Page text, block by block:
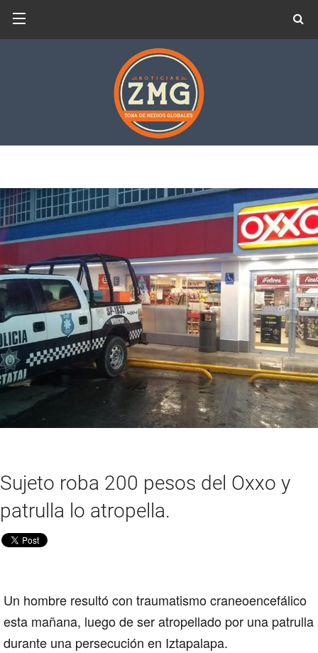
Sujeto roba 200 pesos del Oxxo y
patrulla lo atropella.
Un hombre resultó con traumatismo craneoencefálico
esta mañana, luego de ser atropellado por una patrulla
durante una persecución en Iztapalapa.